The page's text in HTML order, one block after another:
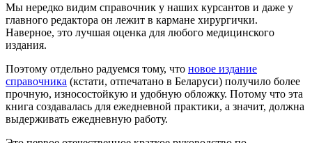
Мы нередко видим справочник у наших курсантов и даже у
главного редактора он лежит в кармане хирургички.
Наверное, это лучшая оценка для любого медицинского
издания.
Поэтому отдельно радуемся тому, что новое издание
справочника (кстати, отпечатано в Беларуси) получило более
прочную, износостойкую и удобную обложку. Потому что эта
книга создавалась для ежедневной практики, а значит, должна
выдерживать ежедневную работу.